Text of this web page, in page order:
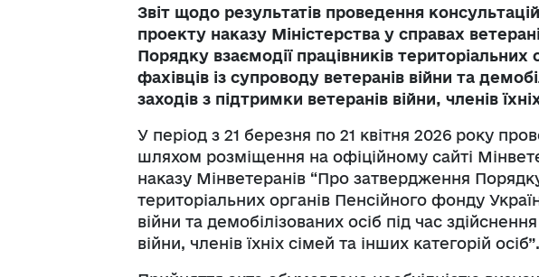
Звіт щодо результатів проведення
проекту наказу Міністерства у справах
Порядку взаємодії працівників територіальних
фахівців із супроводу ветеранів війни та
заходів з підтримки ветеранів війни, членів
У період з 21 березня по 21 квітня 2026 року
шляхом розміщення на офіційному сайті
наказу Мінветеранів “Про затвердження
територіальних органів Пенсійного фонду
війни та демобілізованих осіб під час
війни, членів їхніх сімей та інших категорій осіб”.